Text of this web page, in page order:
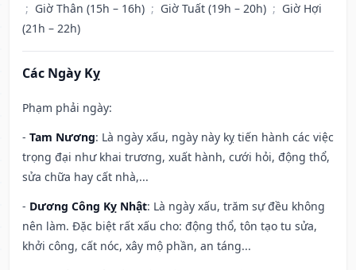
; Giờ Thân (15h – 16h) ; Giờ Tuất (19h – 20h) ; Giờ Hợi
(21h – 22h)
Các Ngày Kỵ
Phạm phải ngày:
- Tam Nương: Là ngày xấu, ngày này kỵ tiến hành các việc
trọng đại như khai trương, xuất hành, cưới hỏi, động thổ,
sửa chữa hay cất nhà,...
- Dương Công Kỵ Nhật: Là ngày xấu, trăm sự đều không
nên làm. Đặc biệt rất xấu cho: động thổ, tôn tạo tu sửa,
khởi công, cất nóc, xây mộ phần, an táng...